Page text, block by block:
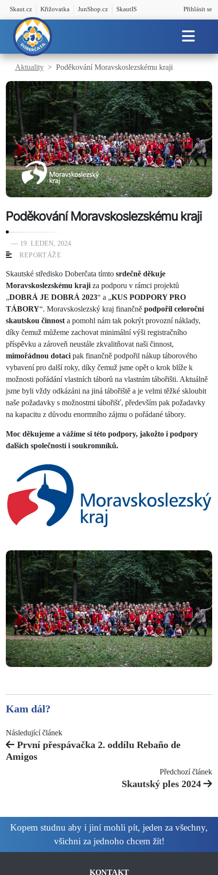
Skaut.cz Křižovatka JunShop.cz SkautIS Přihlásit se
Aktuality Poděkování Moravskoslezskému kraji
Poděkování Moravskoslezskému kraji
— 19. LEDEN, 2024
REPORTÁŽE
Skautské středisko Doberčata tímto srdečně děkuje
Moravskoslezskému krajiza podporu v rámci projektů
„DOBRÁ JE DOBRÁ 2023“ a „KUS PODPORY PRO
TÁBORY“. Moravskoslezský kraj finančně podpořil celoroční
skautskou činnosta pomohl nám tak pokrýt provozní náklady,
díky čemuž můžeme zachovat minimální výši registračního
příspěvku a zároveň neustále zkvalitňovat naši činnost,
mimořádnou dotacipak finančně podpořil nákup táborového
vybavení pro další roky, díky čemuž jsme opět o krok blíže k
možnosti pořádání vlastních táborů na vlastním tábořišti. Aktuálně
jsme byli vždy odkázáni na jiná tábořiště a je velmi těžké skloubit
naše požadavky s možnostmi tábořišť, především pak požadavky
na kapacitu z důvodu enormního zájmu o pořádané tábory.
Moc děkujeme a vážíme si této podpory, jakožto i podpory
dalších společností i soukromníků.
Kam dál?
Následující článek
První přespávačka 2. oddílu Rebaño de
Amigos
Předchozí článek
Skautský ples 2024
Kopem studnu aby i jiní mohli pít, jeden za všechny,
všichni za jednoho chcem žít!
KONTAKT